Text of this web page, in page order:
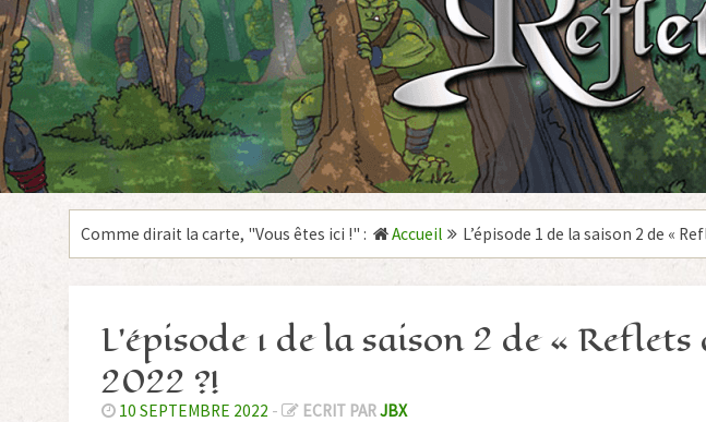
Comme dirait la carte, "Vous êtes ici !" : Accueil L’épisode 1 de la saison 2 de «
L’épisode 1 de la saison 2 de «
2022 ?!
10 SEPTEMBRE 2022 - ECRIT PARJBX